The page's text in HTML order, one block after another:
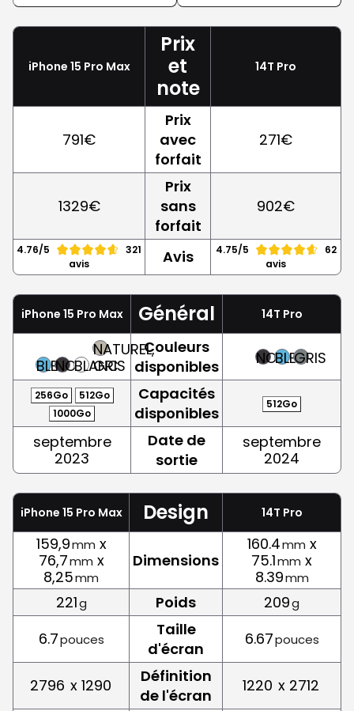
iPhone 15 Pro Max
Prix
et
note
14T Pro
791€
Prix
avec
forfait
271€
1329€
Prix
sans
forfait
902€
4.76/5
321
avis
Avis 4.75/5
62
avis
iPhone 15 Pro Max Général 14T Pro
BLEUNOIRBLANC
NATUREL,
GRIS
Couleurs
disponibles
NOIRBLEUGRIS
256Go
512Go
1000Go
Capacités
disponibles
512Go
septembre
2023
Date de
sortie
septembre
2024
iPhone 15 Pro Max Design 14T Pro
159,9mm x
76,7mm x
8,25mm
Dimensions
160.4mm x
75.1mm x
8.39mm
221g Poids 209g
6.7pouces
Taille
d'écran
6.67pouces
2796 x 1290
Définition
de l'écran
1220 x 2712